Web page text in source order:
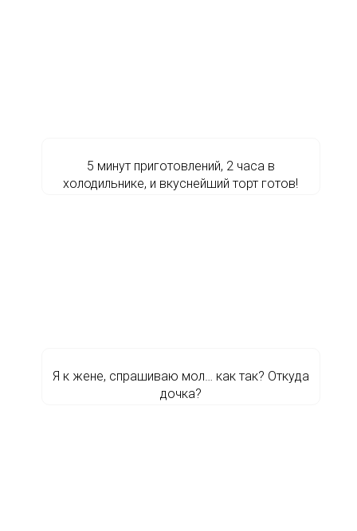
5 минут приготовлений, 2 часа в
холодильнике, и вкуснейший торт готов!
Я к жене, спрашиваю мол… как так? Откуда
дочка?